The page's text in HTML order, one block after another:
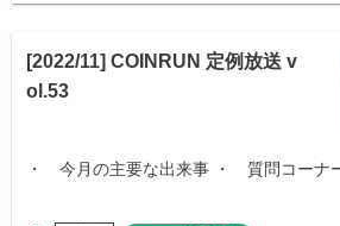
[2022/11] COINRUN 定例放送 v
ol.53
・ 今月の主要な出来事 ・ 質問コーナ